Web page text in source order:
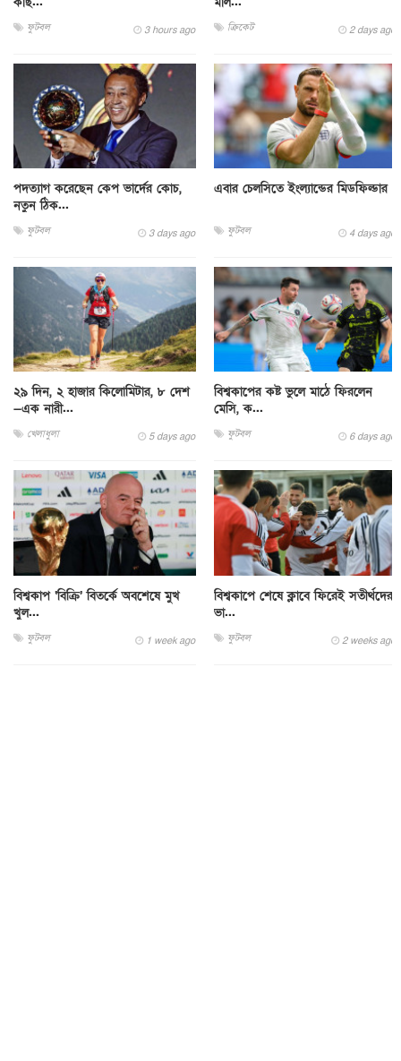
ফুটবল 3 hours ago ক্রিকেট 2 days ago
পদত্যাগ করেছেন কেপ ভার্দের কোচ,
নতুন ঠিক...
ফুটবল 3 days ago
এবার চেলসিতে ইংল্যান্ডের মিডফিল্ডার
ফুটবল 4 days ago
২৯ দিন, ২ হাজার কিলোমিটার, ৮ দেশ
—এক নারী...
খেলাধুলা 5 days ago
বিশ্বকাপের কষ্ট ভুলে মাঠে ফিরলেন
মেসি, ক...
ফুটবল 6 days ago
বিশ্বকাপ ‘বিক্রি’ বিতর্কে অবশেষে মুখ
খুল...
ফুটবল 1 week ago
বিশ্বকাপে শেষে ক্লাবে ফিরেই সতীর্থদের
ভা...
ফুটবল 2 weeks ago